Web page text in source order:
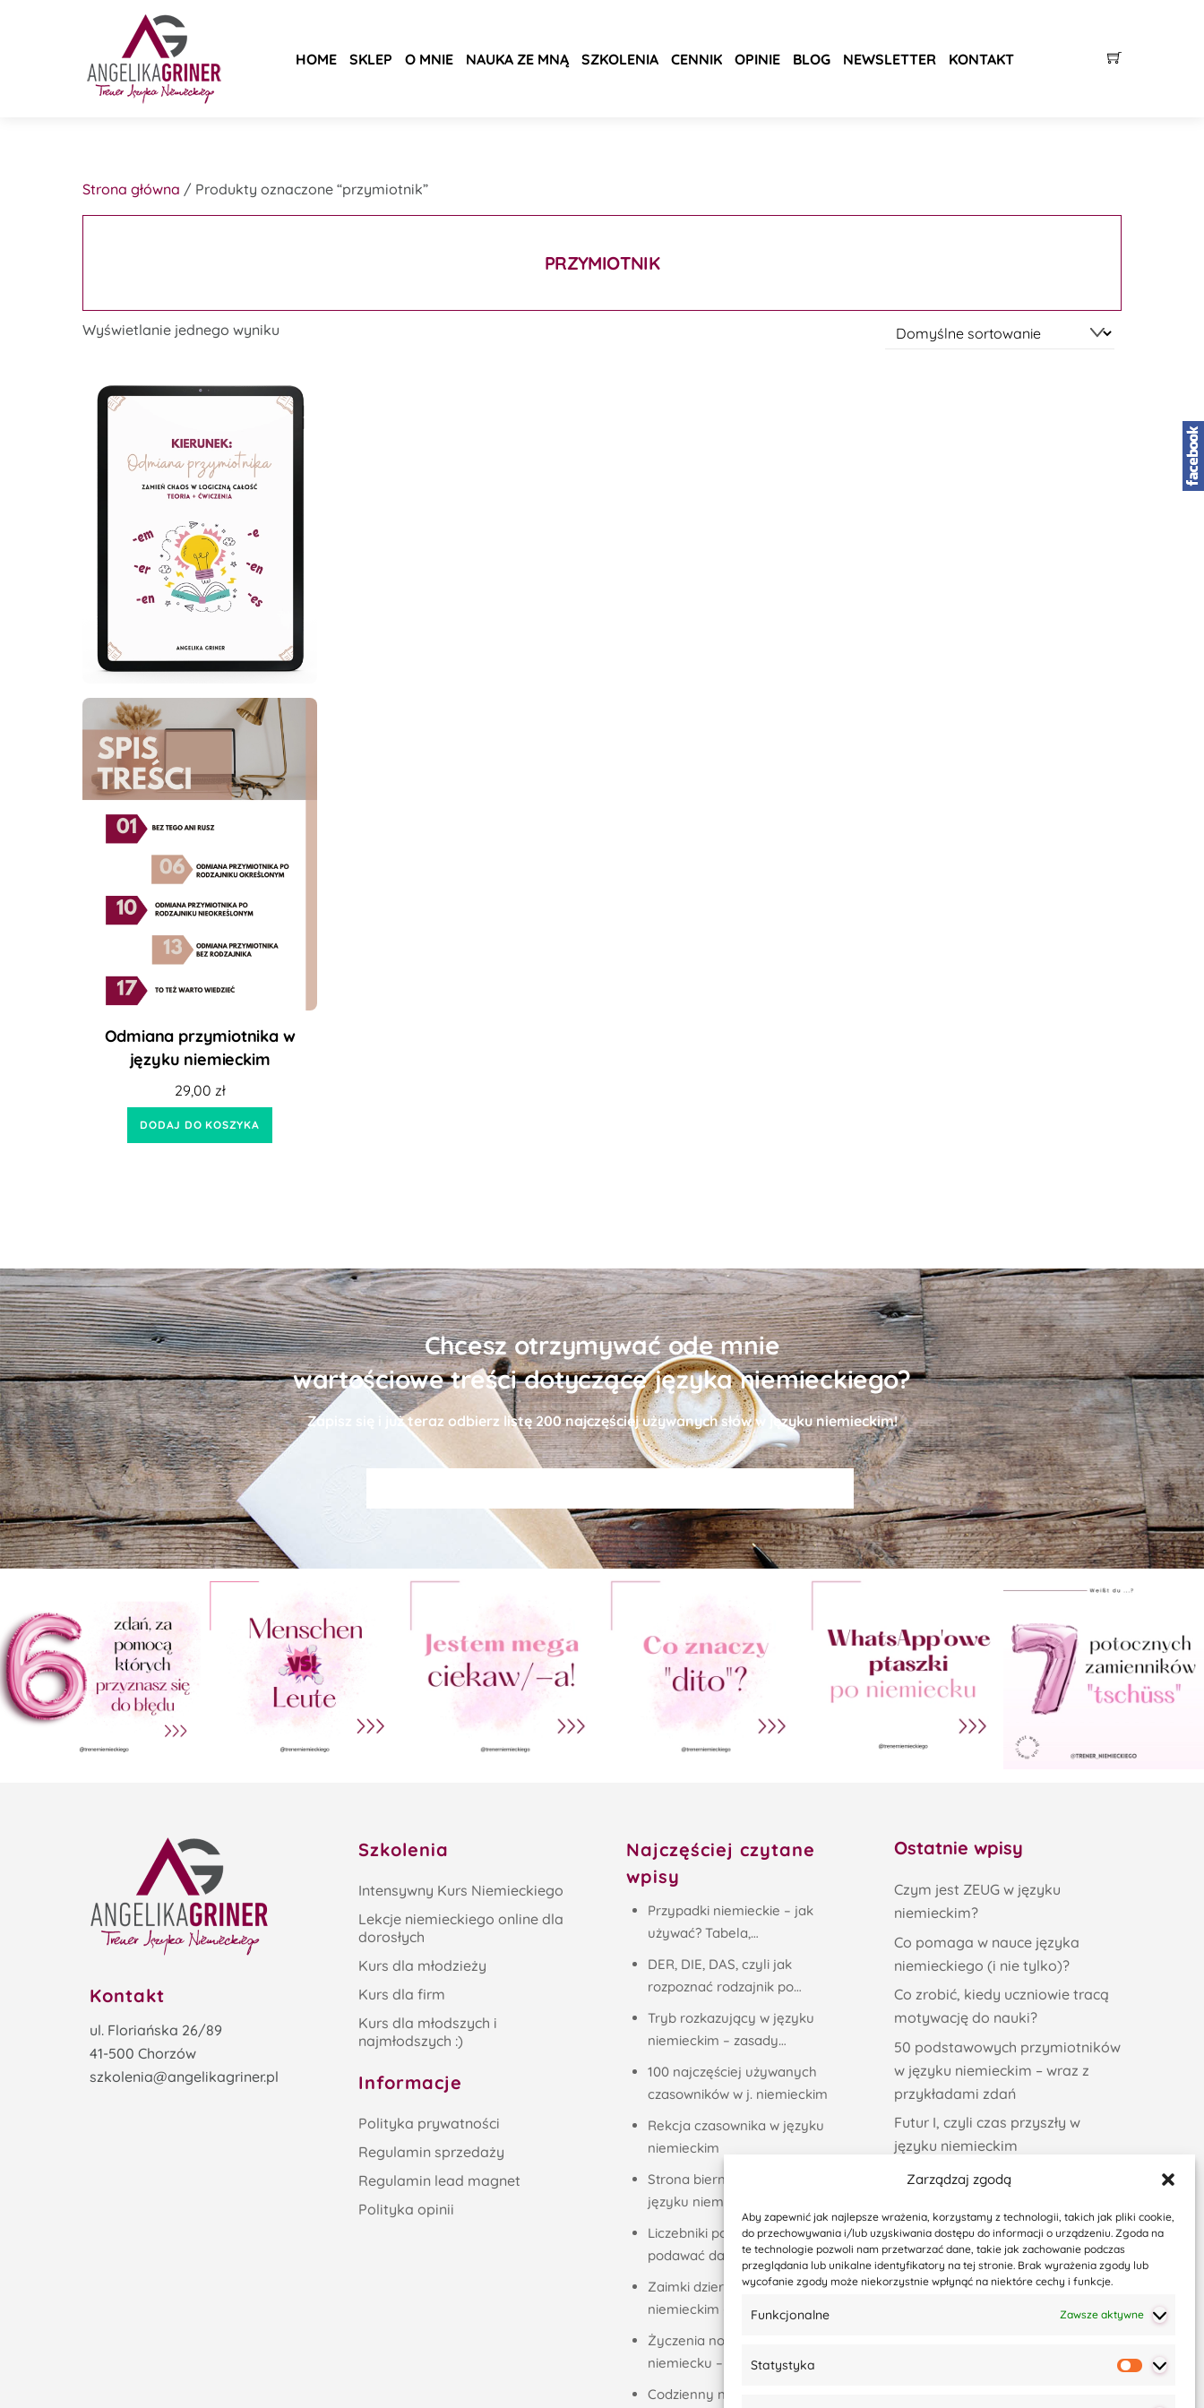
Zarządzaj zgodą
Aby zapewnić jak najlepsze wrażenia, korzystamy z technologii, takich jak pliki cookie,
do przechowywania i/lub uzyskiwania dostępu do informacji o urządzeniu. Zgoda na
te technologie pozwoli nam przetwarzać dane, takie jak zachowanie podczas
przeglądania lub unikalne identyfikatory na tej stronie. Brak wyrażenia zgody lub
wycofanie zgody może niekorzystnie wpłynąć na niektóre cechy i funkcje.
Funkcjonalne Zawsze aktywne
Statystyka
HOME SKLEP O MNIE NAUKA ZE MNĄ SZKOLENIA CENNIK OPINIE BLOG NEWSLETTER KONTAKT
Strona główna / Produkty oznaczone “przymiotnik”
PRZYMIOTNIK
Wyświetlanie jednego wyniku
Odmiana przymiotnika w
języku niemieckim
29,00 zł
DODAJ DO KOSZYKA
Chcesz otrzymywać ode mnie
wartościowe treści dotyczące języka niemieckiego?
Zapisz się i już teraz odbierz listę200 najczęściej używanych słów w języku niemieckim!
Kontakt
ul. Floriańska 26/89
41-500 Chorzów
szkolenia@angelikagriner.pl
Szkolenia
Intensywny Kurs Niemieckiego
Lekcje niemieckiego online dla
dorosłych
Kurs dla młodzieży
Kurs dla firm
Kurs dla młodszych i
najmłodszych :)
Informacje
Polityka prywatności
Regulamin sprzedaży
Regulamin lead magnet
Polityka opinii
Najczęściej czytane
wpisy
Przypadki niemieckie – jak
używać? Tabela,…
DER, DIE, DAS, czyli jak
rozpoznać rodzajnik po…
Tryb rozkazujący w języku
niemieckim – zasady…
100 najczęściej używanych
czasowników w j. niemieckim
Rekcja czasownika w języku
niemieckim
Strona bierna (das Passiv) w
języku niemieckim
Liczebniki porządkowe, czyli jak
podawać daty w…
Zaimki dzierżawcze w języku
niemieckim –…
Życzenia noworoczne po
niemiecku – 37 propozycji
Codzienny niemiecki –
Ostatnie wpisy
Czym jest ZEUG w języku
niemieckim?
Co pomaga w nauce języka
niemieckiego (i nie tylko)?
Co zrobić, kiedy uczniowie tracą
motywację do nauki?
50 podstawowych przymiotników
w języku niemieckim – wraz z
przykładami zdań
Futur I, czyli czas przyszły w
języku niemieckim